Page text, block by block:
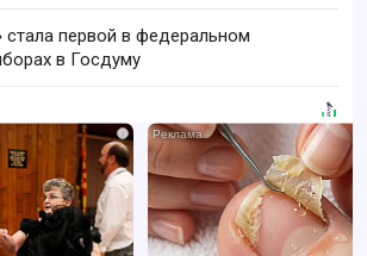
стала первой в федеральном
в Госдуму
i